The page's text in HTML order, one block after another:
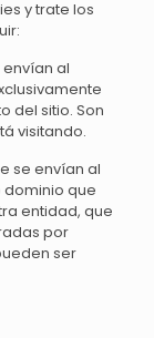
y trate los
al
del sitio. Son
visitando.
se envían al
dominio que
entidad, que
por
ser